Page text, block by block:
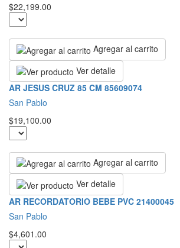
$22,199.00
Agregar al carrito
Ver detalle
AR JESUS CRUZ 85 CM 85609074
San Pablo
$19,100.00
Agregar al carrito
Ver detalle
AR RECORDATORIO BEBE PVC 21400045
San Pablo
$4,601.00